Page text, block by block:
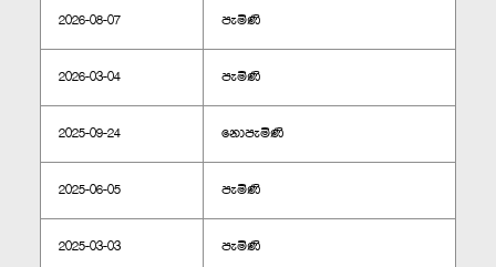
2026-08-07 පැමිණි
2026-03-04 පැමිණි
2025-09-24 නොපැමිණි
2025-06-05 පැමිණි
2025-03-03 පැමිණි